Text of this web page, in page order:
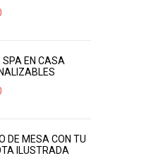
SPA EN CASA
DE MESA CON TU
ILUSTRADA